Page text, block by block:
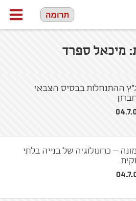
תרומה
מיכאל ספרד
ההתנחלות בבסיס הצבאי
– כרונולוגיה של בנייה בלתי